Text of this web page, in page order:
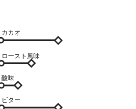
カカオ
ロースト風味
酸味
ビター